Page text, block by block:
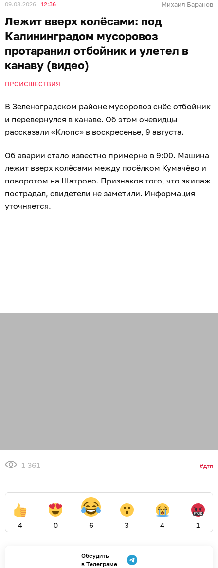
09.08.2026 12:36 Михаил Баранов
Лежит вверх колёсами: под
Калининградом мусоровоз
протаранил отбойник и улетел в
канаву (видео)
ПРОИСШЕСТВИЯ
В Зеленоградском районе мусоровоз снёс отбойник
и перевернулся в канаве. Об этом очевидцы
рассказали «Клопс» в воскресенье, 9 августа.
Об аварии стало известно примерно в 9:00. Машина
лежит вверх колёсами между посёлком Кумачёво и
поворотом на Шатрово. Признаков того, что экипаж
пострадал, свидетели не заметили. Информация
уточняется.
1 361 дтп
4 0 6 3 4 1
Обсудить
в Телеграме